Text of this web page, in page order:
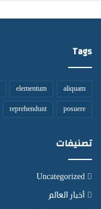
Tags
aliquam
elementum
posuere
reprehendunt
تصنيفات
Uncategorized
أخبار العالم